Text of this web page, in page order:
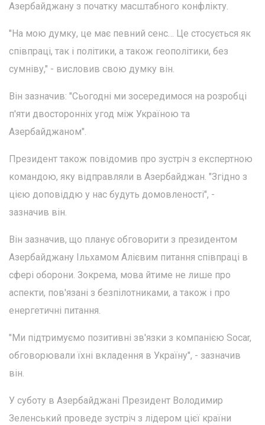
Азербайджану з початку масштабного конфлікту.
"На мою думку, це має певний сенс… Це стосується як
співпраці, так і політики, а також геополітики, без
сумніву," - висловив свою думку він.
Він зазначив: "Сьогодні ми зосередимося на розробці
п'яти двосторонніх угод між Україною та
Азербайджаном".
Президент також повідомив про зустріч з експертною
командою, яку відправляли в Азербайджан. "Згідно з
цією доповіддю у нас будуть домовленості", -
зазначив він.
Він зазначив, що планує обговорити з президентом
Азербайджану Ільхамом Алієвим питання співпраці в
сфері оборони. Зокрема, мова йтиме не лише про
аспекти, пов'язані з безпілотниками, а також і про
енергетичні питання.
"Ми підтримуємо позитивні зв'язки з компанією Socar,
обговорювали їхні вкладення в Україну", - зазначив
він.
У суботу в Азербайджані Президент Володимир
Зеленський проведе зустріч з лідером цієї країни